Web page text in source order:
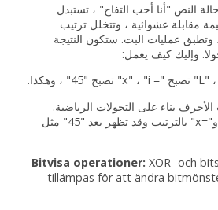
النص "أنا أحب التفاح" ، تستبدل
مقابلة عشوائية ، وتتخلل ترتيب
عمليات البت. ستكون النتيجة
وإليك كيف يعمل:
الأحرف بناء على التحولات الرياضية.
Bitvisa operationer: XOR- och
tillämpas för att ändra